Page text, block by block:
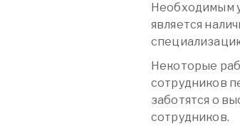
Необходимым
является
Некоторые
сотрудников
заботятся о
сотрудников.